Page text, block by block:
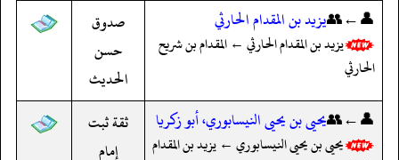
👤←👥يزيد بن المقدام الحارثي
يزيد بن المقدام الحارثي ← المقدام بن شريح
الحارثي
صدوق
حسن
الحديث
👤←👥يحيى بن يحيى النيسابوري، أبو زكريا
يحيى بن يحيى النيسابوري ← يزيد بن المقدام
ثقة ثبت
إمام